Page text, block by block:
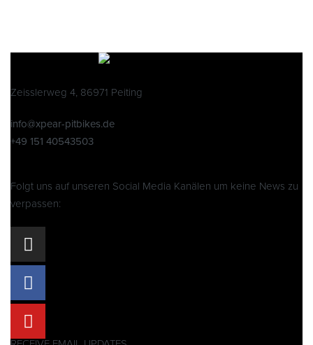
Zeisslerweg 4, 86971 Peiting
info@xpear-pitbikes.de
+49 151 40543503
Folgt uns auf unseren Social Media Kanälen um keine News zu
verpassen: